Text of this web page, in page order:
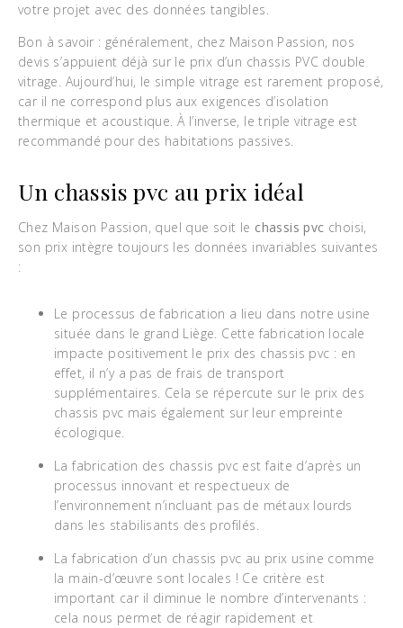
votre projet avec des données tangibles.
Bon à savoir : généralement, chez Maison Passion, nos
devis s’appuient déjà sur le prix d’un chassis PVC double
vitrage. Aujourd’hui, le simple vitrage est rarement proposé,
car il ne correspond plus aux exigences d’isolation
thermique et acoustique. À l’inverse, le triple vitrage est
recommandé pour des habitations passives.
Un chassis pvc au prix idéal
Chez Maison Passion, quel que soit le chassis pvc choisi,
son prix intègre toujours les données invariables suivantes
:
Le processus de fabrication a lieu dans notre usine
située dans le grand Liège. Cette fabrication locale
impacte positivement le prix des chassis pvc : en
effet, il n’y a pas de frais de transport
supplémentaires. Cela se répercute sur le prix des
chassis pvc mais également sur leur empreinte
écologique.
La fabrication des chassis pvc est faite d’après un
processus innovant et respectueux de
l’environnement n’incluant pas de métaux lourds
dans les stabilisants des profilés.
La fabrication d’un chassis pvc au prix usine comme
la main-d’œuvre sont locales ! Ce critère est
important car il diminue le nombre d’intervenants :
cela nous permet de réagir rapidement et